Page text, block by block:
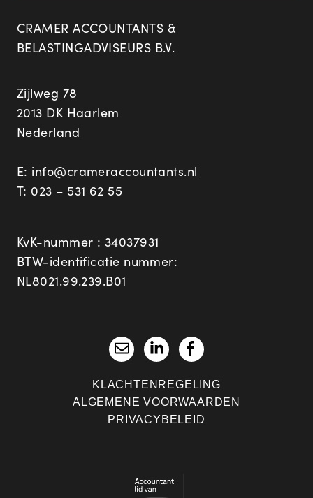
CRAMER ACCOUNTANTS &
BELASTINGADVISEURS B.V.
Zijlweg 78
2013 DK Haarlem
Nederland
E: info@crameraccountants.nl
T: 023 – 531 62 55
KvK-nummer : 34037931
BTW-identificatie nummer:
NL8021.99.239.B01
KLACHTENREGELING
ALGEMENE VOORWAARDEN
PRIVACYBELEID